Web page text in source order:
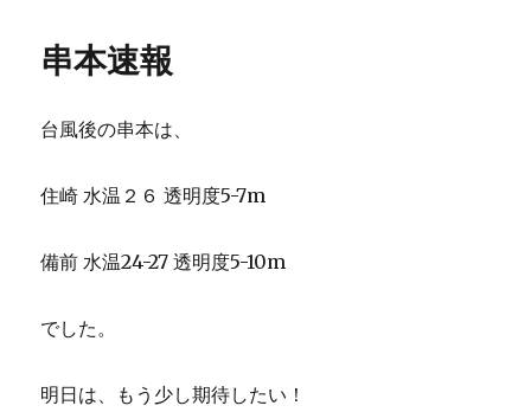
串本速報
台風後の串本は、
住崎 水温２６ 透明度5-7m
備前 水温24-27 透明度5-10m
でした。
明日は、もう少し期待したい！